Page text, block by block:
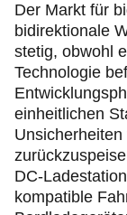
Der Markt für
bidirektionale
stetig, obwohl
Technologie
einheitlichen
DC-
kompatible